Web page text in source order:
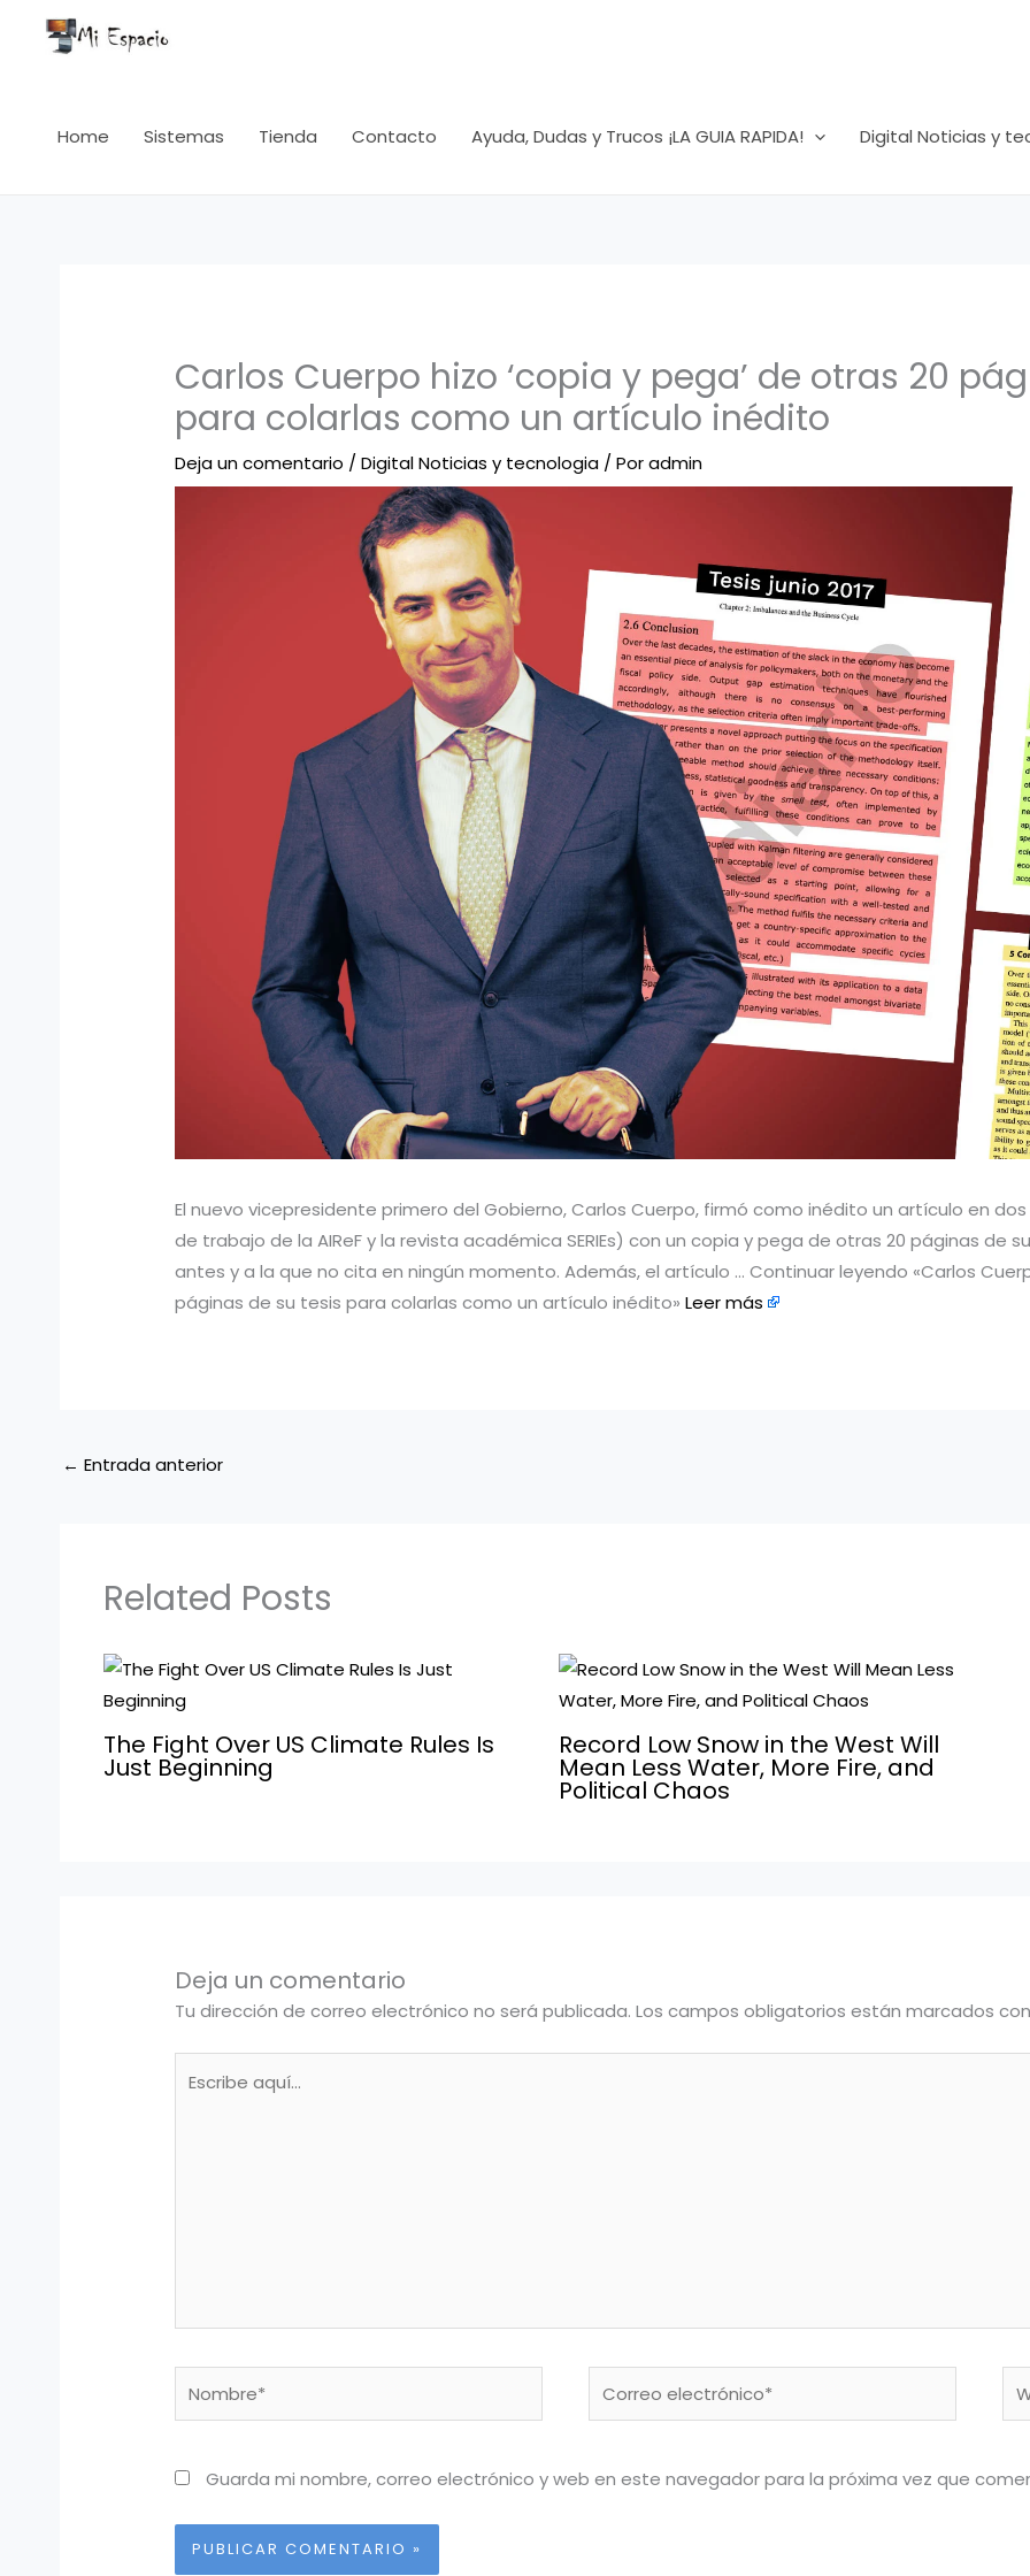
Home Sistemas Tienda Contacto Ayuda, Dudas y Trucos ¡LA GUIA RAPIDA! Digital Noticias y
Carlos Cuerpo hizo ‘copia y pega’ de otras 20
para colarlas como un artículo inédito
Deja un comentario /Digital Noticias y tecnologia / Poradmin
​El nuevo vicepresidente primero del Gobierno, Carlos Cuerpo, firmó como inédito un artículo en
de trabajo de la AIReF y la revista académica SERIEs) con un copia y pega de otras 20 páginas de
antes y a la que no cita en ningún momento. Además, el artículo … Continuar leyendo «Carlos
páginas de su tesis para colarlas como un artículo inédito» ​​Leer más
← Entrada anterior
Related Posts
The Fight Over US Climate Rules Is
Just Beginning
Record Low Snow in the West Will
Mean Less Water, More Fire, and
Political Chaos
Deja un comentario
Tu dirección de correo electrónico no será publicada. Los campos obligatorios están marcados
Guarda mi nombre, correo electrónico y web en este navegador para la próxima vez que